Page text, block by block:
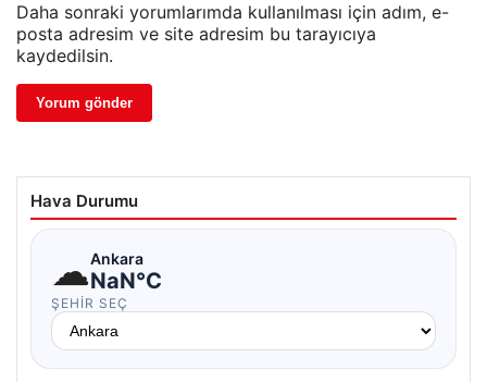
Daha sonraki yorumlarımda kullanılması için adım, e-
posta adresim ve site adresim bu tarayıcıya
kaydedilsin.
Hava Durumu
☁Ankara
NaN°C
ŞEHIR SEÇ